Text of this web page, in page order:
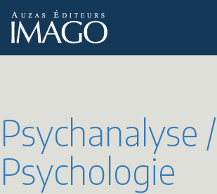
Psychanalyse /
Psychologie